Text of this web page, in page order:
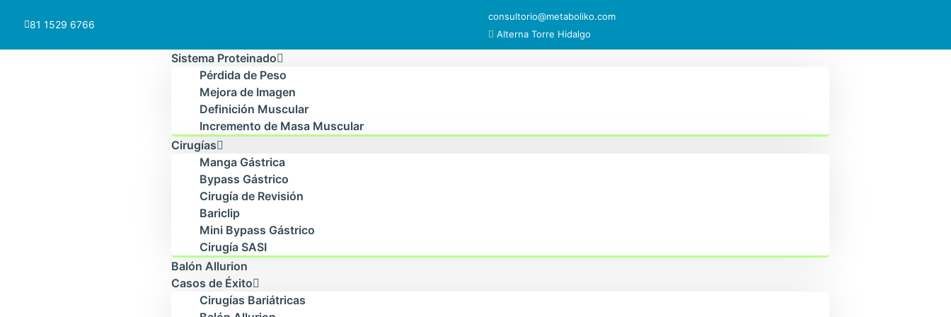
81 1529 6766
consultorio@metaboliko.com
Alterna Torre Hidalgo
Sistema Proteinado
Pérdida de Peso
Mejora de Imagen
Definición Muscular
Incremento de Masa Muscular
Cirugías
Manga Gástrica
Bypass Gástrico
Cirugía de Revisión
Bariclip
Mini Bypass Gástrico
Cirugía SASI
Balón Allurion
Casos de Éxito
Cirugías Bariátricas